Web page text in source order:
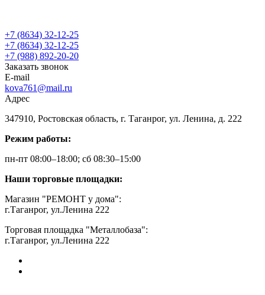
+7 (8634) 32-12-25
+7 (8634) 32-12-25
+7 (988) 892-20-20
Заказать звонок
E-mail
kova761@mail.ru
Адрес
347910, Ростовская область, г. Таганрог, ул. Ленина, д. 222
Режим работы:
пн-пт 08:00–18:00; сб 08:30–15:00
Наши торговые площадки:
Магазин "РЕМОНТ у дома":
г.Таганрог, ул.Ленина 222
Торговая площадка "Металлобаза":
г.Таганрог, ул.Ленина 222